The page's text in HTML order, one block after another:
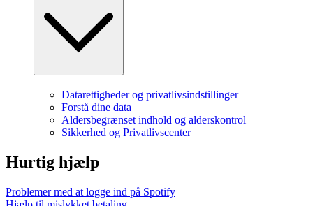
Datarettigheder og privatlivsindstillinger
Forstå dine data
Aldersbegrænset indhold og alderskontrol
Sikkerhed og Privatlivscenter
Hurtig hjælp
Problemer med at logge ind på Spotify